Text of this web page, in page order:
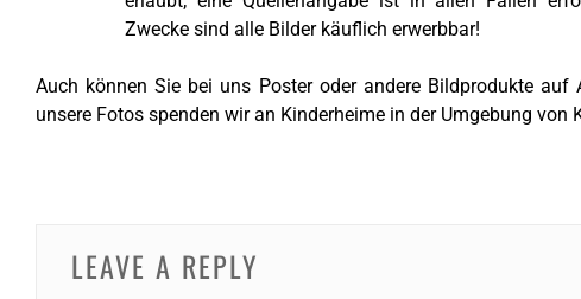
Zwecke sind alle Bilder käuflich erwerbbar!
Auch können Sie bei uns Poster oder andere Bildprodukte
unsere Fotos spenden wir an Kinderheime in der Umgebung von
LEAVE A REPLY